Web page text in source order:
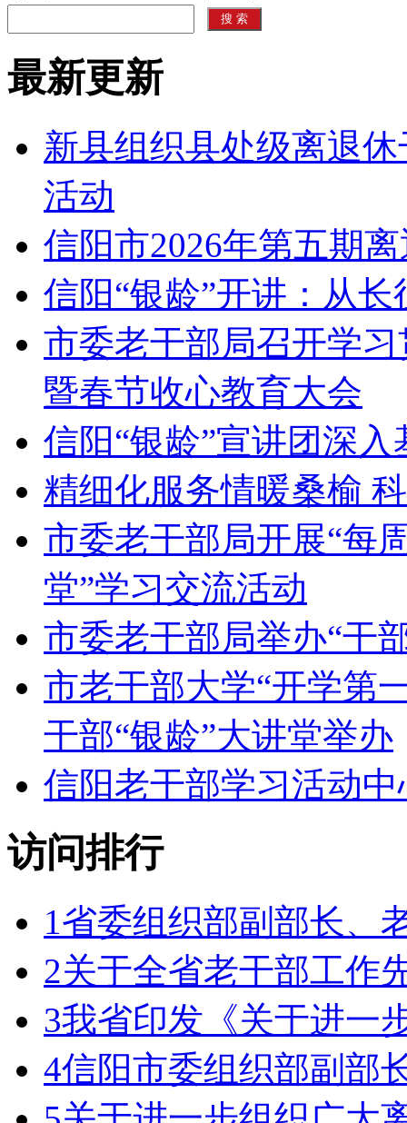
最新更新
新县组织县处级离退
活动
信阳市2026年第五期
信阳“银龄”开讲：从
市委老干部局召开学
暨春节收心教育大会
信阳“银龄”宣讲团深
精细化服务情暖桑榆
市委老干部局开展“每
堂”学习交流活动
市委老干部局举办“干
市老干部大学“开学第
干部“银龄”大讲堂举办
信阳老干部学习活动
访问排行
1省委组织部副部长、
2关于全省老干部工作
3我省印发《关于进一
4信阳市委组织部副部